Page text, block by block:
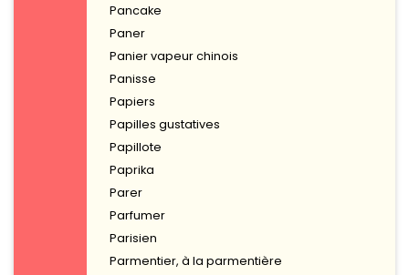
Pancake
Paner
Panier vapeur chinois
Panisse
Papiers
Papilles gustatives
Papillote
Paprika
Parer
Parfumer
Parisien
Parmentier, à la parmentière